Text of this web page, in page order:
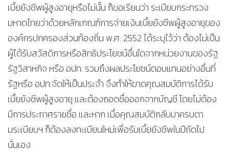
เบี้ยยังชีพผู้สูงอายุหรือไม่นั้น ก็ขอเรียนว่า ระเบียบกระทรวง
มหาดไทยว่าด้วยหลักเกณฑ์การจ่ายเงินเบี้ยยังชีพผู้สูงอายุของ
องค์กรปกครองส่วนท้องถิ่น พ.ศ. 2552 ได้ระบุไว้ว่า ต้องไม่เป็น
ผู้ได้รับสวัสดิการหรือสิทธิประโยชน์อื่นใดจากหน่วยงานของรัฐ
รัฐวิสาหกิจ หรือ อปท. รวมถึงผลประโยชน์ตอบแทนอย่างอื่นที่
รัฐหรือ อปท.จัดให้เป็นประจำ จึงทำให้ขาดคุณสมบัติการได้รับ
เบี้ยยังชีพผู้สูงอายุ และต้องถอดชื่อออกจากบัญชี โดยไม่ต้อง
มีการประกาศรายชื่อ และหาก เมื่อคุณสมบัติกลับมาครบตา
มระเบียบฯ ก็ต้องลงทะเบียนใหม่เพื่อรับเบี้ยยังชีพในปีถัดไป
นั่นเอง